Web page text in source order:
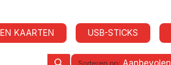
KAARTEN USB-STICKS